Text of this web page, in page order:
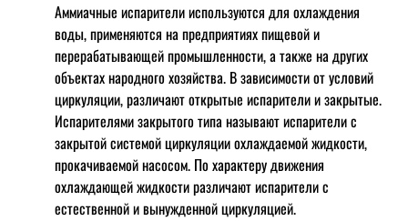
Аммиачные испарители используются для охлаждения
воды, применяются на предприятиях пищевой и
перерабатывающей промышленности, а также на других
объектах народного хозяйства. В зависимости от условий
циркуляции, различают открытые испарители и закрытые.
Испарителями закрытого типа называют испарители с
закрытой системой циркуляции охлаждаемой жидкости,
прокачиваемой насосом. По характеру движения
охлаждающей жидкости различают испарители с
естественной и вынужденной циркуляцией.